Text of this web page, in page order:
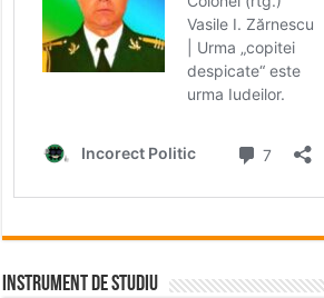
INSTRUMENT DE STUDIU